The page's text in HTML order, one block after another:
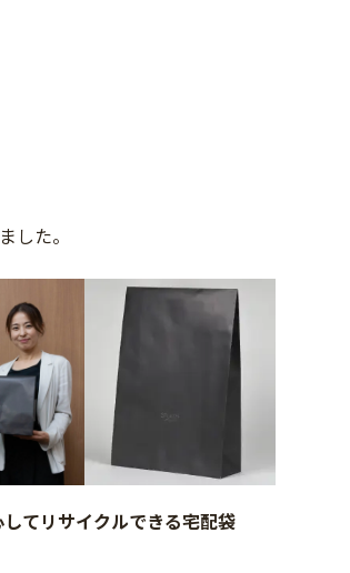
した。
てリサイクルできる宅配袋